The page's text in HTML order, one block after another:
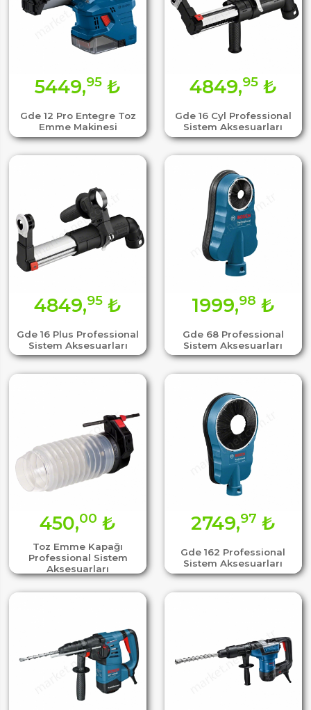
Gde 12 Pro Entegre Toz
Emme Makinesi
5449,95 ₺
Gde 16 Cyl Professional
Sistem Aksesuarları
4849,95₺
Gde 16 Plus Professional
Sistem Aksesuarları
4849,95 ₺
Gde 68 Professional
Sistem Aksesuarları
1999,98 ₺
Toz Emme Kapağı
Professional Sistem
Aksesuarları
450,00 ₺
Gde 162 Professional
Sistem Aksesuarları
2749,97 ₺